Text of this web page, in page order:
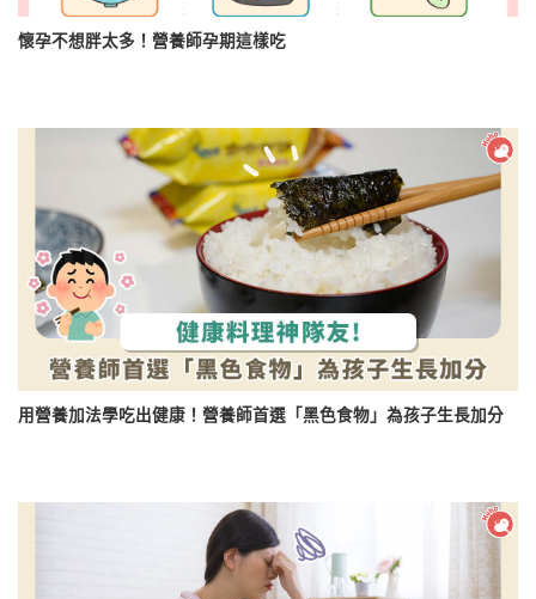
懷孕不想胖太多！營養師孕期這樣吃
用營養加法學吃出健康！營養師首選「黑色食物」為孩子生長加分